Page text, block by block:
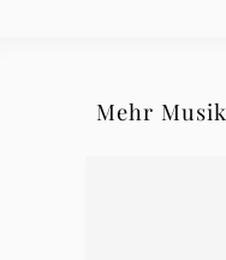
Mehr